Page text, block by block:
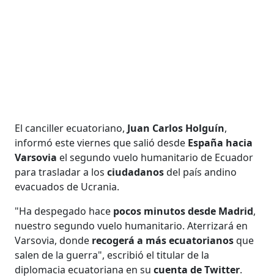
El canciller ecuatoriano, Juan Carlos Holguín,
informó este viernes que salió desde España hacia
Varsovia el segundo vuelo humanitario de Ecuador
para trasladar a losciudadanosdel país andino
evacuados de Ucrania.
"Ha despegado hace pocos minutos desde Madrid,
nuestro segundo vuelo humanitario. Aterrizará en
Varsovia, donde recogerá a más ecuatorianosque
salen de la guerra", escribió el titular de la
diplomacia ecuatoriana en sucuenta de Twitter.